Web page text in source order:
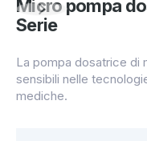
Micro pompa
Serie
La pompa dosatrice di
sensibili nelle
mediche.